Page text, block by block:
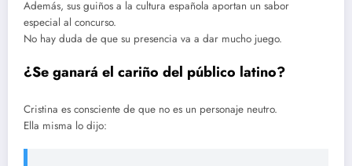
Además, sus guiños a la cultura española aportan un sabor
especial al concurso.
No hay duda de que su presencia va a dar mucho juego.
¿Se ganará el cariño del público latino?
Cristina es consciente de que no es un personaje neutro.
Ella misma lo dijo: